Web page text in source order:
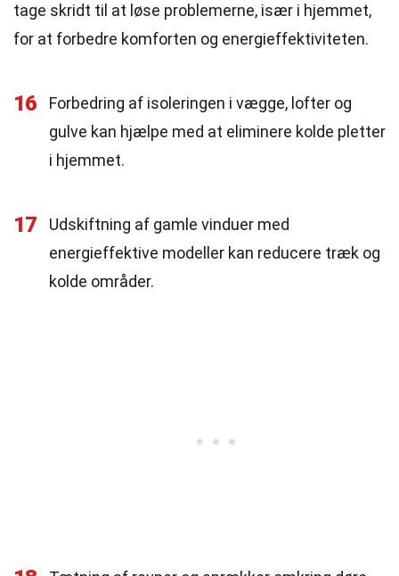
tage skridt til at løse problemerne, især i hjemmet,
for at forbedre komforten og energieffektiviteten.
16
Forbedring af isoleringen i vægge, lofter og
gulve kan hjælpe med at eliminere kolde pletter
i hjemmet.
17
Udskiftning af gamle vinduer med
energieffektive modeller kan reducere træk og
kolde områder.